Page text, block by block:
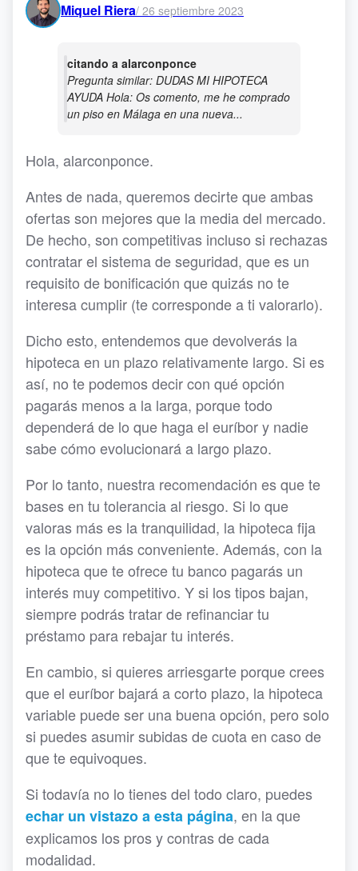
Miquel Riera/ 26 septiembre 2023
citando a alarconponce
Pregunta similar: DUDAS MI HIPOTECA
AYUDA Hola: Os comento, me he comprado
un piso en Málaga en una nueva...
Hola, alarconponce.
Antes de nada, queremos decirte que ambas
ofertas son mejores que la media del mercado.
De hecho, son competitivas incluso si rechazas
contratar el sistema de seguridad, que es un
requisito de bonificación que quizás no te
interesa cumplir (te corresponde a ti valorarlo).
Dicho esto, entendemos que devolverás la
hipoteca en un plazo relativamente largo. Si es
así, no te podemos decir con qué opción
pagarás menos a la larga, porque todo
dependerá de lo que haga el euríbor y nadie
sabe cómo evolucionará a largo plazo.
Por lo tanto, nuestra recomendación es que te
bases en tu tolerancia al riesgo. Si lo que
valoras más es la tranquilidad, la hipoteca fija
es la opción más conveniente. Además, con la
hipoteca que te ofrece tu banco pagarás un
interés muy competitivo. Y si los tipos bajan,
siempre podrás tratar de refinanciar tu
préstamo para rebajar tu interés.
En cambio, si quieres arriesgarte porque crees
que el euríbor bajará a corto plazo, la hipoteca
variable puede ser una buena opción, pero solo
si puedes asumir subidas de cuota en caso de
que te equivoques.
Si todavía no lo tienes del todo claro, puedes
echar un vistazo a esta página, en la que
explicamos los pros y contras de cada
modalidad.